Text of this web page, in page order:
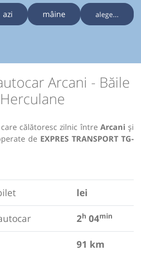
azi mâine alege...
Arcani - Băile
Herculane
călătoresc zilnic între Arcani și
de EXPRES TRANSPORT TG-
lei
2h 04min
91 km